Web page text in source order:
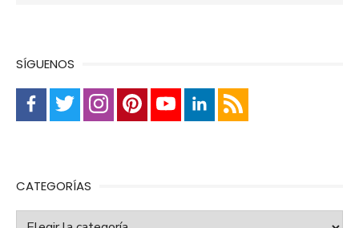
SÍGUENOS
CATEGORÍAS
Categorías